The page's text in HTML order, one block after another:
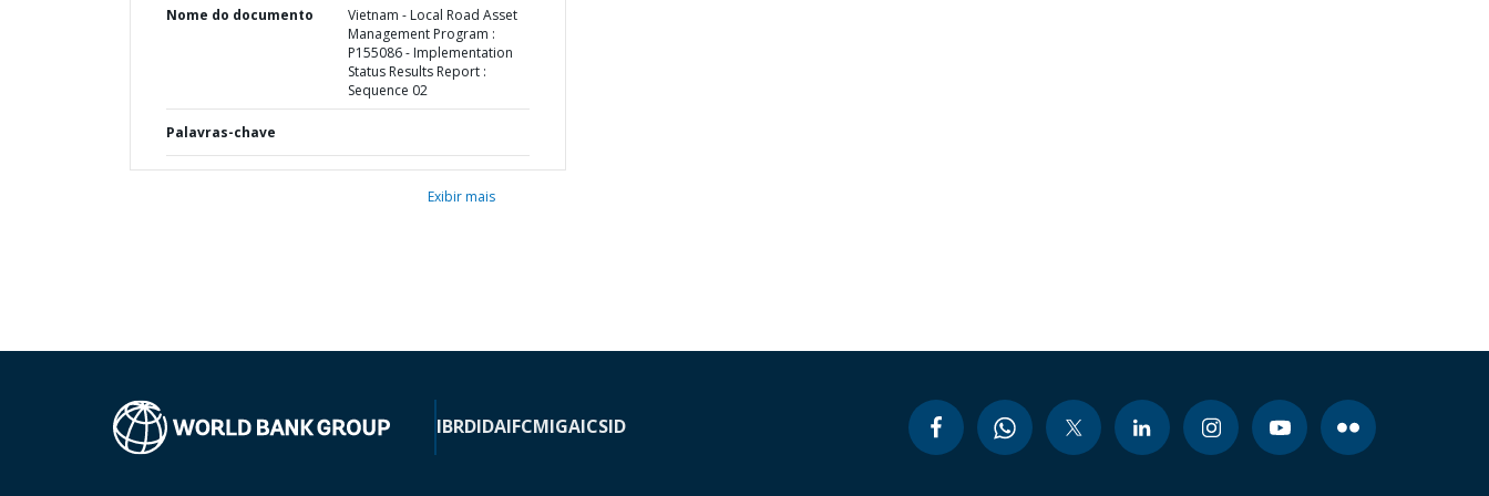
Nome do documento
Vietnam - Local Road Asset
Management Program :
P155086 - Implementation
Status Results Report :
Sequence 02
Palavras-chave
Exibir mais
IBRDIDAIFCMIGAICSID